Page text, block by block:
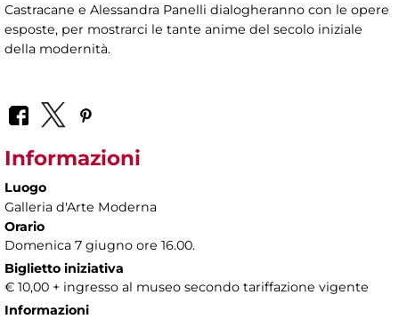
Castracane e Alessandra Panelli dialogheranno con le opere
esposte, per mostrarci le tante anime del secolo iniziale
della modernità.
Informazioni
Luogo
Galleria d'Arte Moderna
Orario
Domenica 7 giugno ore 16.00.
Biglietto iniziativa
€ 10,00 + ingresso al museo secondo tariffazione vigente
Informazioni